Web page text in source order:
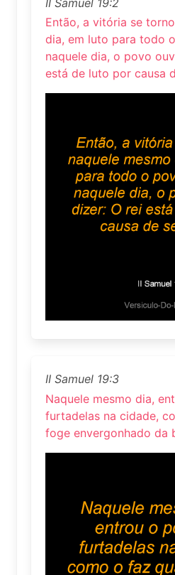
II Samuel 19:2
Então, a vitória se
dia, em luto para todo
naquele dia, o povo
está de luto por causa
II Samuel 19:3
Naquele mesmo dia,
furtadelas na cidade,
foge envergonhado da